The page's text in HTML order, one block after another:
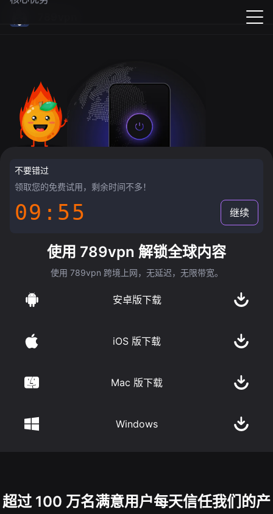
不要错过
领取您的免费试用，剩余时间不多！
09:55 继续
使用 789vpn 解锁全球内容
使用 789vpn 跨境上网，无延迟，无限带宽。
安卓版下载
iOS 版下载
Mac 版下载
Windows
超过 100 万名满意用户每天信任我们的产